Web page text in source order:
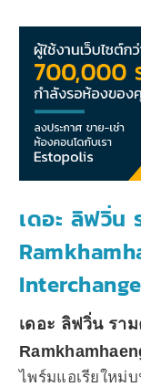
เดอะ ลิฟวิ่น
เดอะ ลิฟวิ่น รา
ไพร์มแอเรียใหม่